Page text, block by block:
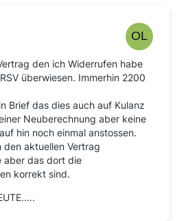
den ich Widerrufen habe
überwiesen. Immerhin 2200
Brief das dies auch auf Kulanz
Neuberechnung aber keine
hin noch einmal anstossen.
den aktuellen Vertrag
aber das dort die
korrekt sind.